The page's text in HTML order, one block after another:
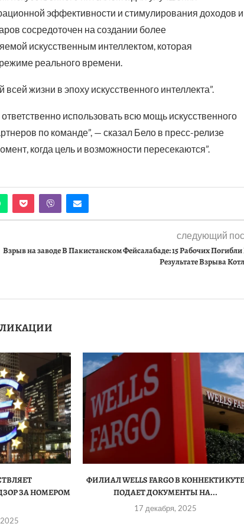
эффективности и стимулирования доходов и
сосредоточен на создании более
искусственным интеллектом, которая
реального времени.
жизни в эпоху искусственного интеллекта”.
использовать всю мощь искусственного
по команде”, — сказал Бело в пресс-релизе
когда цель и возможности пересекаются”.
следующий
Взрыв на заводе В Пакистанском Фейсалабаде: 15 Рабочих
Результате Взрыва
ЗА НОМЕРОМ
ФИЛИАЛ WELLS FARGO В КОННЕКТИКУТЕ
ПОДАЕТ ДОКУМЕНТЫ НА...
17 декабря, 2025